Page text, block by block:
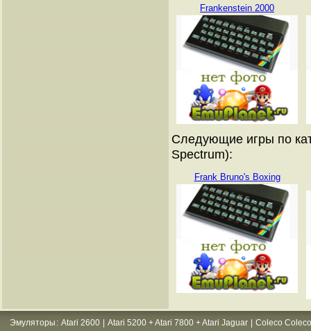
Frankenstein 2000
Следующие игры по
Spectrum):
Frank Bruno's Boxing
Эмуляторы : Atari 2600 Atari 5200 + Atari 7800 + Atari Jaguar
Coleco